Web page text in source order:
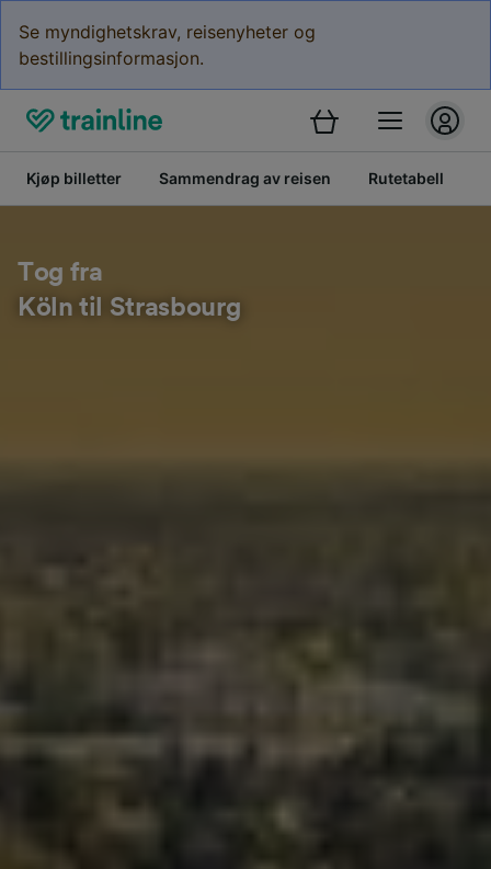
Se myndighetskrav, reisenyheter og
bestillingsinformasjon.
Kjøp billetter Sammendrag av reisen Rutetabell
Tog fra
Köln til Strasbourg